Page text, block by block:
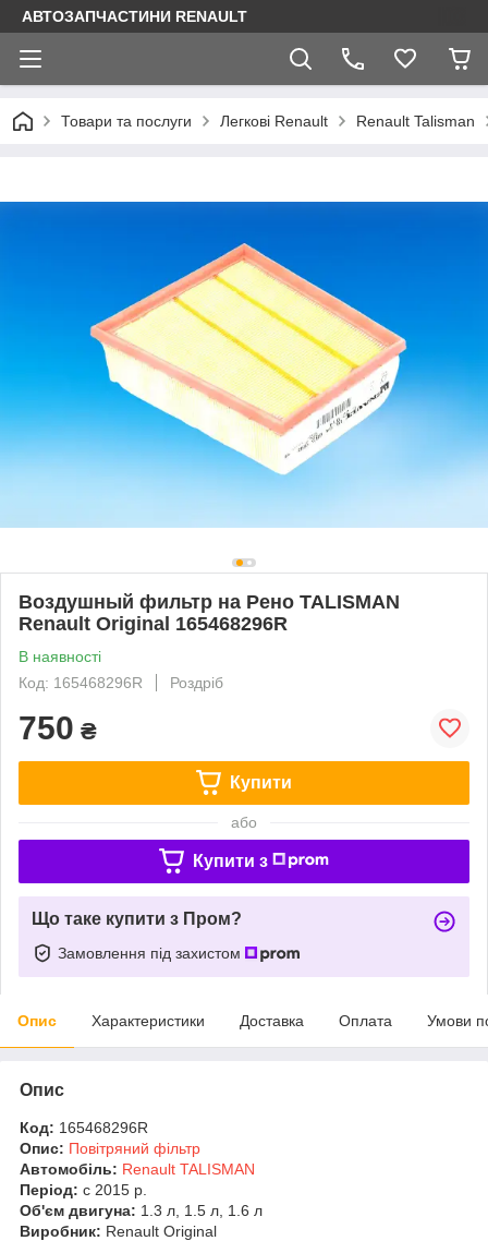
АВТОЗАПЧАСТИНИ RENAULT
Товари та послуги Легкові Renault Renault Talisman
Воздушный фильтр на Рено TALISMAN
Renault Original 165468296R
В наявності
Код: 165468296R
Роздріб
750 ₴
Купити
або
Купити з
Що таке купити з Пром?
Замовлення під захистом
Опис Характеристики Доставка Оплата Умови
Опис
Код: 165468296R
Опис: Повітряний фільтр
Автомобіль: Renault TALISMAN
Період: c 2015 р.
Об'єм двигуна: 1.3 л, 1.5 л, 1.6 л
Виробник: Renault Original